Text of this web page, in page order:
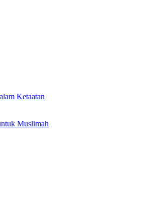
Ketaatan
Muslimah